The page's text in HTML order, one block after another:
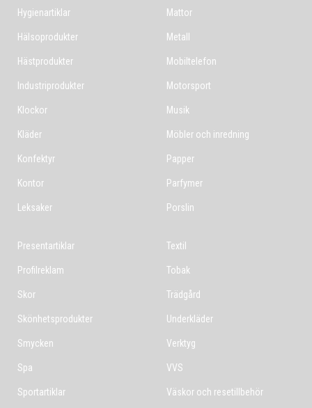
Hygienartiklar
Hälsoprodukter
Hästprodukter
Industriprodukter
Klockor
Kläder
Konfektyr
Kontor
Leksaker
Mattor
Metall
Mobiltelefon
Motorsport
Musik
Möbler och inredning
Papper
Parfymer
Porslin
Presentartiklar
Profilreklam
Skor
Skönhetsprodukter
Smycken
Spa
Sportartiklar
Textil
Tobak
Trädgård
Underkläder
Verktyg
VVS
Väskor och resetillbehör